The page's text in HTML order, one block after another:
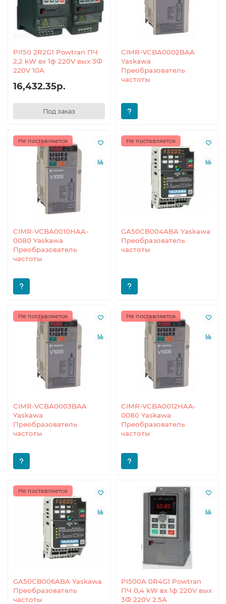
PI150 2R2G1 Powtran ПЧ
2,2 kW вх 1ф 220V вых 3Ф
220V 10A
16,432.35р.
Под заказ
CIMR-VCBA0002BAA
Yaskawa
Преобразователь
частоты
Не поставляется
CIMR-VCBA0010HAA-
0080 Yaskawa
Преобразователь
частоты
Не поставляется
GA50CB004ABA Yaskawa
Преобразователь
частоты
Не поставляется
CIMR-VCBA0003BAA
Yaskawa
Преобразователь
частоты
Не поставляется
CIMR-VCBA0012HAA-
0080 Yaskawa
Преобразователь
частоты
Не поставляется
GA50CB006ABA Yaskawa
Преобразователь
частоты
PI500A 0R4G1 Powtran
ПЧ 0,4 kW вх 1ф 220V вых
3Ф 220V 2.5A